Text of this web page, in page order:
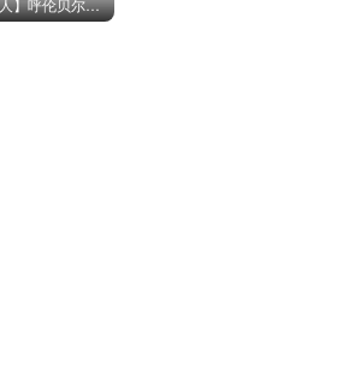
【声音恋人】呼伦贝尔草原之旅